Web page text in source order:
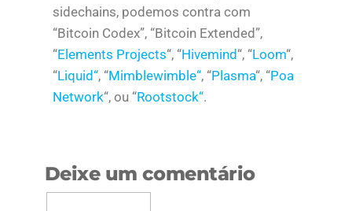
sidechains, podemos contra com
“Bitcoin Codex”, “Bitcoin Extended”,
“Elements Projects“, “Hivemind “, “Loom“,
“Liquid“, “Mimblewimble“, “Plasma“, “Poa
Network“, ou “Rootstock“.
Deixe um comentário